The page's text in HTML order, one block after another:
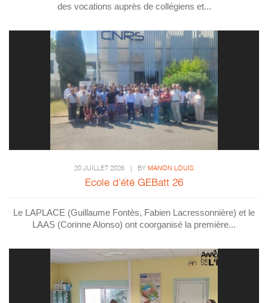
des vocations auprès de collégiens et...
20 JUILLET 2026 BY MANON LOUIS
Ecole d’été GEBatt 26
Le LAPLACE (Guillaume Fontès, Fabien Lacressonnière) et le
LAAS (Corinne Alonso) ont coorganisé la première...